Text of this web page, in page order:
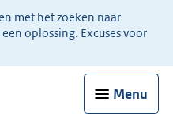
met het zoeken naar
oplossing. Excuses voor
Menu